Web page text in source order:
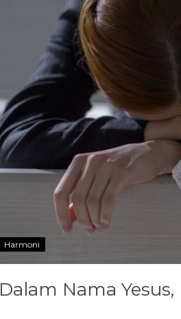
Harmoni
Dalam Nama